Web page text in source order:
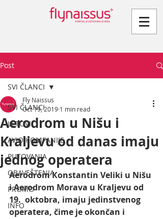
Post
SVI ČLANCI
LETOVI
AVIO KOMPANIJE
PUTOVANJA
OBAVEŠTENJA
PROMO
INFO
SVI ČLANCI
Aerodrom u Nišu i
Kraljevu od danas imaju
jednog operatera
Fly Naissus
Oct 19, 2019 1 min read
Aerodrom Кonstantin Veliki u Nišu
i Aerodrom Morava u Кraljevu od
19.  oktobra, imaju jedinstvenog
operatera, čime je okončan i